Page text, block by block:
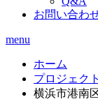
お問い合わ
menu
ホーム
プロジェクト
横浜市港南